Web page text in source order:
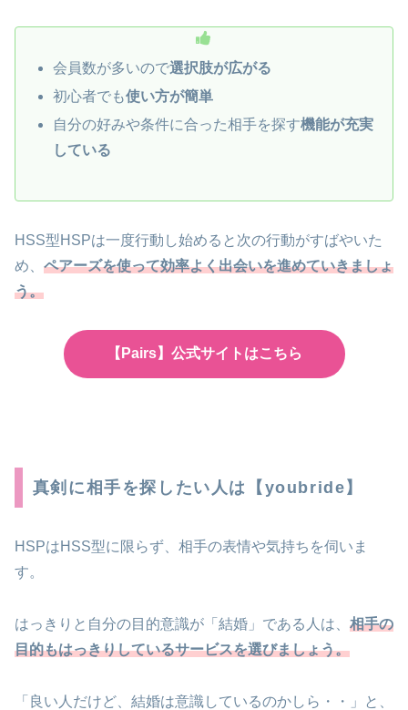
会員数が多いので選択肢が広がる
初心者でも使い方が簡単
自分の好みや条件に合った相手を探す機能が充実
している
HSS型HSPは一度行動し始めると次の行動がすばやいた
め、 ペアーズを使って効率よく出会いを進めていきましょ
う。
【Pairs】公式サイトはこちら
真剣に相手を探したい人は【youbride】
HSPはHSS型に限らず、相手の表情や気持ちを伺いま
す。
はっきりと自分の目的意識が「結婚」である人は、 相手の
目的もはっきりしているサービスを選びましょう。
「良い人だけど、結婚は意識しているのかしら・・」と、